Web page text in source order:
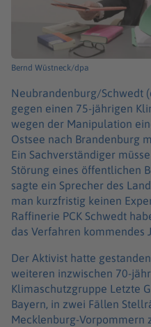
Bernd Wüstneck/dpa
Neubrandenburg/Schwedt
gegen einen 75-jährigen
wegen der Manipulation
Ostsee nach Brandenburg
Ein Sachverständiger
Störung eines öffentlichen
sagte ein Sprecher des
man kurzfristig keinen
Raffinerie PCK Schwedt
das Verfahren kommendes
Der Aktivist hatte
weiteren inzwischen 70-
Klimaschutzgruppe Letzte
Bayern, in zwei Fällen
Mecklenburg-Vorpommern